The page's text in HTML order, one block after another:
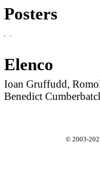
Posters
Elenco
Ioan Gruffudd,
Benedict
© 2003-